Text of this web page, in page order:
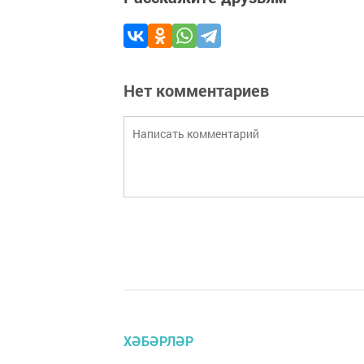
Нет комментариев
ХӘБӘРЛӘР